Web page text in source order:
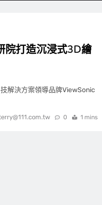
院打造沉浸式3D繪
解決方案領導品牌ViewSonic
0 1 mins